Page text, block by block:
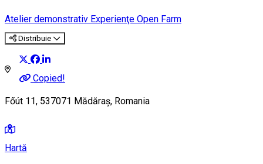
Atelier demonstrativ Experienţe Open Farm
Distribuie
Copied!
Főút 11, 537071 Mădăraș, Romania
Hartă